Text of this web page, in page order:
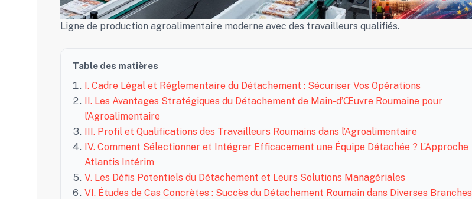
Ligne de production agroalimentaire moderne avec des travailleurs qualifiés.
Table des matières
I. Cadre Légal et Réglementaire du Détachement : Sécuriser Vos Opérations
II. Les Avantages Stratégiques du Détachement de Main-d’Œuvre Roumaine pour
l’Agroalimentaire
III. Profil et Qualifications des Travailleurs Roumains dans l’Agroalimentaire
IV. Comment Sélectionner et Intégrer Efficacement une Équipe Détachée ? L’Approche
Atlantis Intérim
V. Les Défis Potentiels du Détachement et Leurs Solutions Managériales
VI. Études de Cas Concrètes : Succès du Détachement Roumain dans Diverses Branches